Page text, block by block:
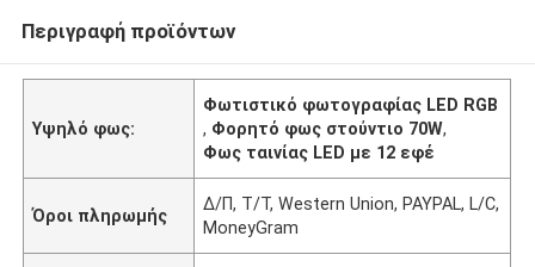
Περιγραφή προϊόντων
Υψηλό φως:
Φωτιστικό φωτογραφίας LED RGB
, Φορητό φως στούντιο 70W,
Φως ταινίας LED με 12 εφέ
Όροι πληρωμής
Δ/Π, Τ/Τ, Western Union, PAYPAL, L/C,
MoneyGram